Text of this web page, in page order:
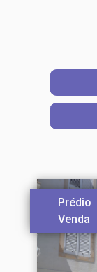
Prédio
Venda